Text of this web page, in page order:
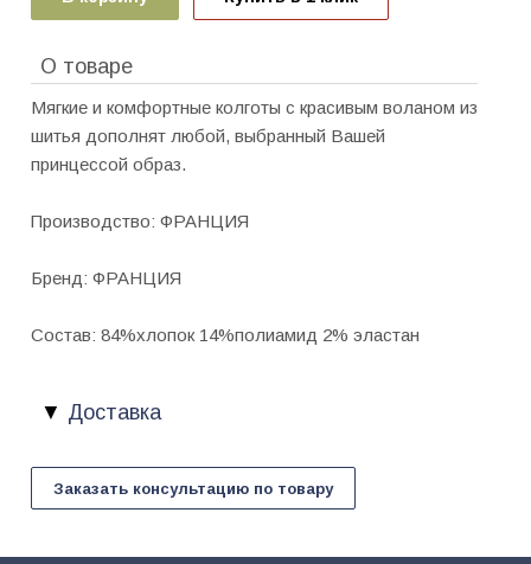
О товаре
Мягкие и комфортные колготы с красивым воланом из
шитья дополнят любой, выбранный Вашей
принцессой образ.
Производство: ФРАНЦИЯ
Бренд: ФРАНЦИЯ
Состав: 84%хлопок 14%полиамид 2% эластан
Доставка
Заказать консультацию по товару